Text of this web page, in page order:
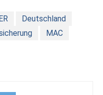
Deutschland
MAC